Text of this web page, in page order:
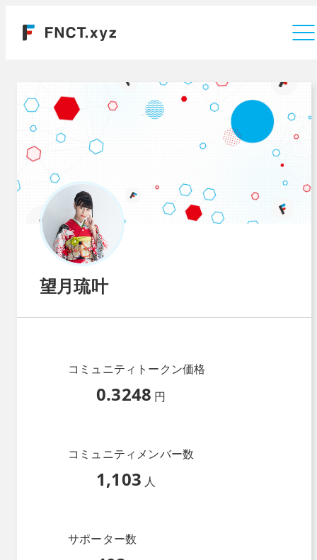
望月琉叶
コミュニティトークン価格
0.3248 円
コミュニティメンバー数
1,103 人
サポーター数